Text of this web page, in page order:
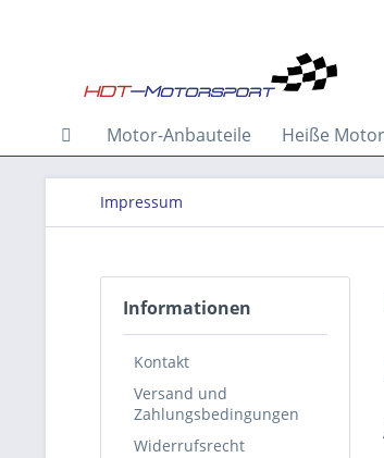
Motor-Anbauteile Heiße
Impressum
Informationen
Kontakt
Versand und
Zahlungsbedingungen
Widerrufsrecht